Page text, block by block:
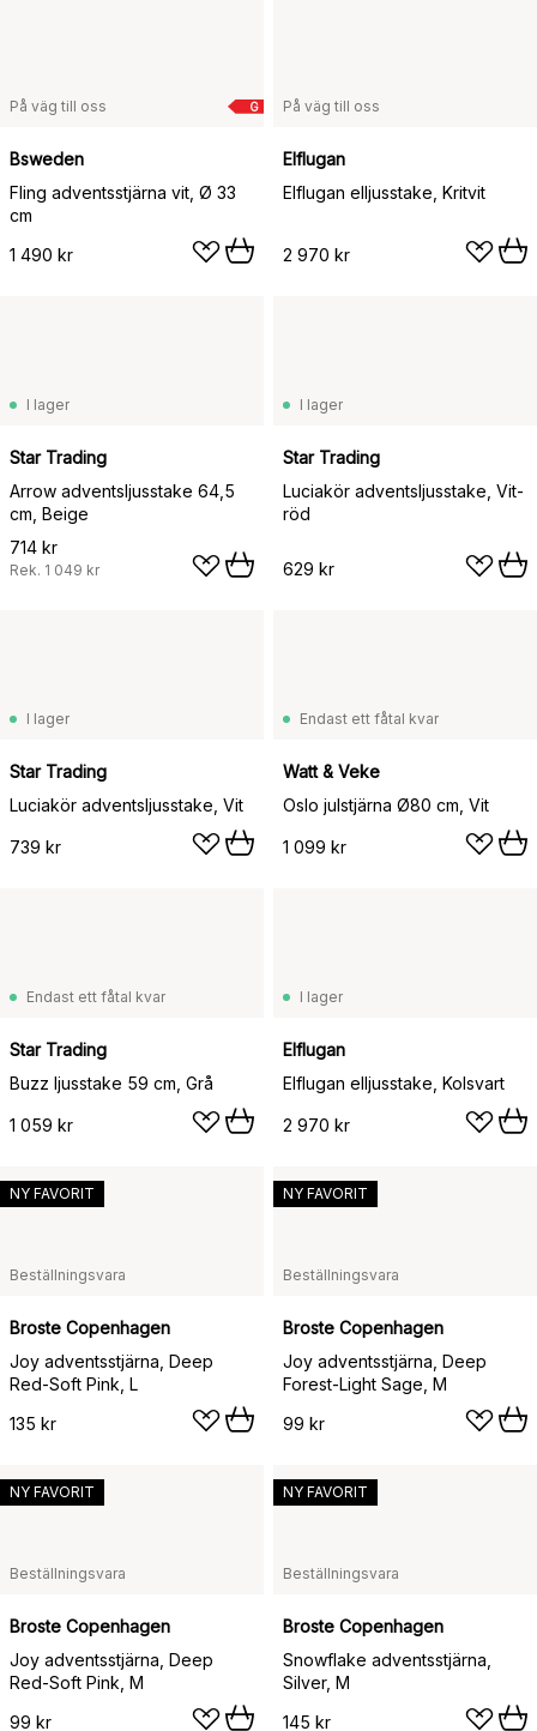
G
På väg till oss
Bsweden
Fling adventsstjärna vit, Ø 33
cm
1 490 kr
På väg till oss
Elflugan
Elflugan elljusstake, Kritvit
2 970 kr
I lager
Star Trading
Arrow adventsljusstake 64,5
cm, Beige
714 kr
Rek. 1 049 kr
I lager
Star Trading
Luciakör adventsljusstake, Vit-
röd
629 kr
I lager
Star Trading
Luciakör adventsljusstake, Vit
739 kr
Endast ett fåtal kvar
Watt & Veke
Oslo julstjärna Ø80 cm, Vit
1 099 kr
Endast ett fåtal kvar
Star Trading
Buzz ljusstake 59 cm, Grå
1 059 kr
I lager
Elflugan
Elflugan elljusstake, Kolsvart
2 970 kr
Beställningsvara
Broste Copenhagen
Joy adventsstjärna, Deep
Red-Soft Pink, L
135 kr
NY FAVORIT
Beställningsvara
Broste Copenhagen
Joy adventsstjärna, Deep
Forest-Light Sage, M
99 kr
NY FAVORIT
Beställningsvara
Broste Copenhagen
Joy adventsstjärna, Deep
Red-Soft Pink, M
99 kr
NY FAVORIT
Beställningsvara
Broste Copenhagen
Snowflake adventsstjärna,
Silver, M
145 kr
NY FAVORIT